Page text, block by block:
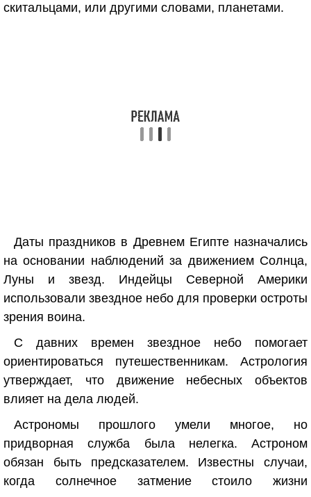
скитальцами, или другими словами, планетами.
Даты праздников в Древнем Египте назначались
на основании наблюдений за движением Солнца,
Луны и звезд. Индейцы Северной Америки
использовали звездное небо для проверки остроты
зрения воина.
С давних времен звездное небо помогает
ориентироваться путешественникам. Астрология
утверждает, что движение небесных объектов
влияет на дела людей.
Астрономы прошлого умели многое, но
придворная служба была нелегка. Астроном
обязан быть предсказателем. Известны случаи,
когда солнечное затмение стоило жизни